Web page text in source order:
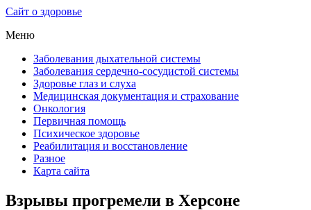
Сайт о здоровье
Меню
Заболевания дыхательной системы
Заболевания сердечно-сосудистой системы
Здоровье глаз и слуха
Медицинская документация и страхование
Онкология
Первичная помощь
Психическое здоровье
Реабилитация и восстановление
Разное
Карта сайта
Взрывы прогремели в Херсоне